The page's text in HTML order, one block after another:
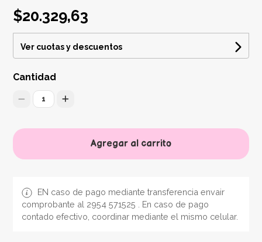
$20.329,63
Ver cuotas y descuentos
Cantidad
1
Agregar al carrito
EN caso de pago mediante transferencia envair
comprobante al 2954 571525 . En caso de pago
contado efectivo, coordinar mediante el mismo celular.